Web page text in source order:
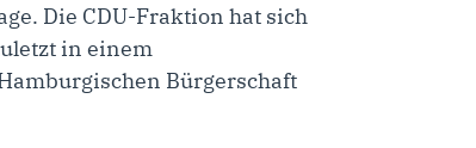
Die CDU-Fraktion hat sich
in einem
Bürgerschaft